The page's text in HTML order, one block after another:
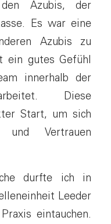
den Azubis, der
Es war eine
Azubis zu
ein gutes Gefühl
innerhalb der
Diese
Start, um sich
und Vertrauen
durfte ich in
Leeder
eintauchen.